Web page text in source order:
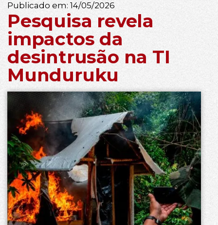
Publicado em: 14/05/2026
Pesquisa revela
impactos da
desintrusão na TI
Munduruku